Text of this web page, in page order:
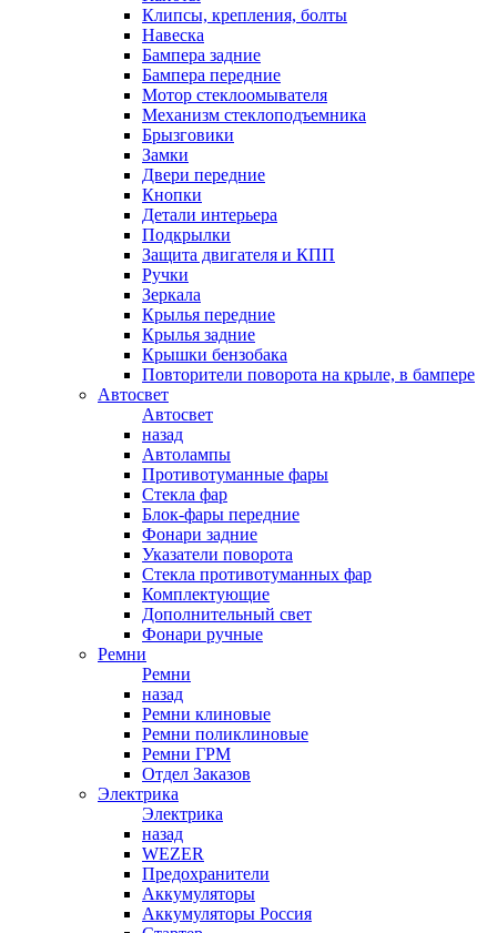
Клипсы, крепления, болты
Навеска
Бампера задние
Бампера передние
Мотор стеклоомывателя
Механизм стеклоподъемника
Брызговики
Замки
Двери передние
Кнопки
Детали интерьера
Подкрылки
Защита двигателя и КПП
Ручки
Зеркала
Крылья передние
Крылья задние
Крышки бензобака
Повторители поворота на крыле, в бампере
Автосвет
Автосвет
назад
Автолампы
Противотуманные фары
Стекла фар
Блок-фары передние
Фонари задние
Указатели поворота
Стекла противотуманных фар
Комплектующие
Дополнительный свет
Фонари ручные
Ремни
Ремни
назад
Ремни клиновые
Ремни поликлиновые
Ремни ГРМ
Отдел Заказов
Электрика
Электрика
назад
WEZER
Предохранители
Аккумуляторы
Аккумуляторы Россия